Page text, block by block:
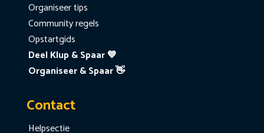
Organiseer tips
Community regels
Opstartgids
Deel Klup & Spaar 💙
Organiseer & Spaar 👋
Contact
Helpsectie